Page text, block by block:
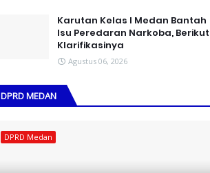
Karutan Kelas I Medan Bantah
Isu Peredaran Narkoba, Berikut
Klarifikasinya
Agustus 06, 2026
DPRD MEDAN
DPRD Medan